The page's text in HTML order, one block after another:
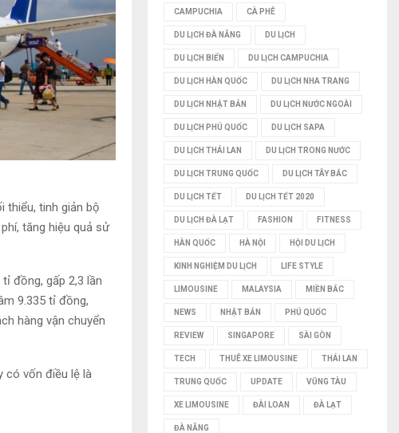
thiểu, tinh giản bộ
tăng hiệu quả sử
đồng, gấp 2,3 lần
9.335 tỉ đồng,
hàng vận chuyển
có vốn điều lệ là
CAMPUCHIA CÀ PHÊ
DU LỊCH ĐÀ NẴNG DU LỊCH
DU LỊCH BIỂN DU LỊCH CAMPUCHIA
DU LỊCH HÀN QUỐC DU LỊCH NHA TRANG
DU LỊCH NHẬT BẢN DU LỊCH NƯỚC NGOÀI
DU LỊCH PHÚ QUỐC DU LỊCH SAPA
DU LỊCH THÁI LAN DU LỊCH TRONG NƯỚC
DU LỊCH TRUNG QUỐC DU LỊCH TÂY BẮC
DU LỊCH TẾT DU LỊCH TẾT 2020
DU LỊCH ĐÀ LẠT FASHION FITNESS
HÀN QUỐC HÀ NỘI HỘI DU LỊCH
KINH NGHIỆM DU LỊCH LIFE STYLE
LIMOUSINE MALAYSIA MIỀN BẮC
NEWS NHẬT BẢN PHÚ QUỐC
REVIEW SINGAPORE SÀI GÒN
TECH THUÊ XE LIMOUSINE THÁI LAN
TRUNG QUỐC UPDATE VŨNG TÀU
XE LIMOUSINE ĐÀI LOAN ĐÀ LẠT
ĐÀ NẴNG